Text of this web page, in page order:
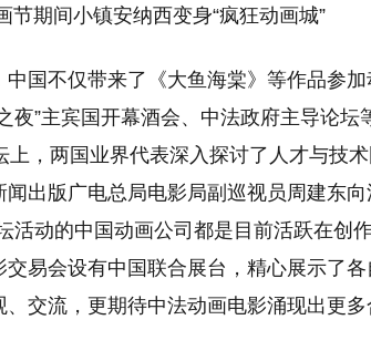
节期间小镇安纳西变身“疯狂动画城”
国不仅带来了《大鱼海棠》等作品参
夜”主宾国开幕酒会、中法政府主导论坛
上，两国业界代表深入探讨了人才与技
出版广电总局电影局副巡视员周建东
活动的中国动画公司都是目前活跃在创
易会设有中国联合展台，精心展示了
交流，更期待中法动画电影涌现出更